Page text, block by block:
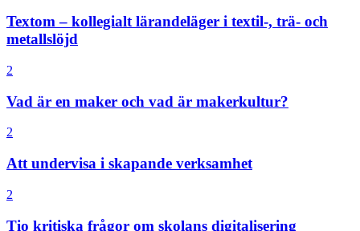
Textom – kollegialt lärandeläger i textil-, trä- och
metallslöjd
2
Vad är en maker och vad är makerkultur?
2
Att undervisa i skapande verksamhet
2
Tio kritiska frågor om skolans digitalisering